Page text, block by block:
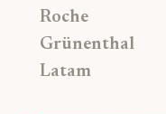
Roche
Grünenthal
Latam